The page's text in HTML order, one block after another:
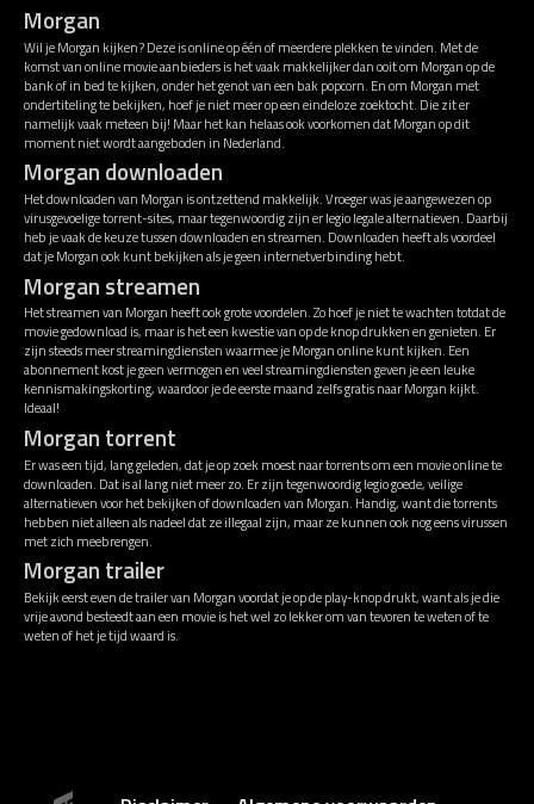
Morgan
Wil je Morgan kijken? Deze is online op één of meerdere plekken te vinden. Met de
komst van online movie aanbieders is het vaak makkelijker dan ooit om Morgan op de
bank of in bed te kijken, onder het genot van een bak popcorn. En om Morgan met
ondertiteling te bekijken, hoef je niet meer op een eindeloze zoektocht. Die zit er
namelijk vaak meteen bij! Maar het kan helaas ook voorkomen dat Morgan op dit
moment niet wordt aangeboden in Nederland.
Morgan downloaden
Het downloaden van Morgan is ontzettend makkelijk. Vroeger was je aangewezen op
virusgevoelige torrent-sites, maar tegenwoordig zijn er legio legale alternatieven. Daarbij
heb je vaak de keuze tussen downloaden en streamen. Downloaden heeft als voordeel
dat je Morgan ook kunt bekijken als je geen internetverbinding hebt.
Morgan streamen
Het streamen van Morgan heeft ook grote voordelen. Zo hoef je niet te wachten totdat de
movie gedownload is, maar is het een kwestie van op de knop drukken en genieten. Er
zijn steeds meer streamingdiensten waarmee je Morgan online kunt kijken. Een
abonnement kost je geen vermogen en veel streamingdiensten geven je een leuke
kennismakingskorting, waardoor je de eerste maand zelfs gratis naar Morgan kijkt.
Ideaal!
Morgan torrent
Er was een tijd, lang geleden, dat je op zoek moest naar torrents om een movie online te
downloaden. Dat is al lang niet meer zo. Er zijn tegenwoordig legio goede, veilige
alternatieven voor het bekijken of downloaden van Morgan. Handig, want die torrents
hebben niet alleen als nadeel dat ze illegaal zijn, maar ze kunnen ook nog eens virussen
met zich meebrengen.
Morgan trailer
Bekijk eerst even de trailer van Morgan voordat je op de play-knop drukt, want als je die
vrije avond besteedt aan een movie is het wel zo lekker om van tevoren te weten of te
weten of het je tijd waard is.